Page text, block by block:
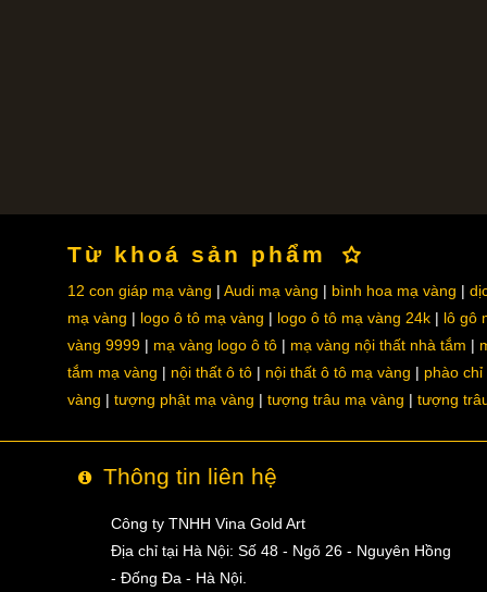
Từ khoá sản phẩm
12 con giáp mạ vàng Audi mạ vàng bình hoa mạ vàng
mạ vàng
logo ô tô mạ vàng logo ô tô mạ vàng 24k
lô gô
vàng 9999
mạ vàng logo ô tô mạ vàng nội thất nhà tắm
tắm mạ vàng
nội thất ô tô nội thất ô tô mạ vàng
phào chỉ
vàng
tượng phật mạ vàng tượng trâu mạ vàng tượng
Thông tin liên hệ
Công ty TNHH Vina Gold Art
Địa chỉ tại Hà Nội: Số 48 - Ngõ 26 - Nguyên Hồng
- Đống Đa - Hà Nội.